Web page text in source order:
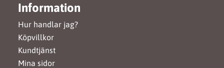
Information
Hur handlar jag?
Köpvillkor
Kundtjänst
Mina sidor